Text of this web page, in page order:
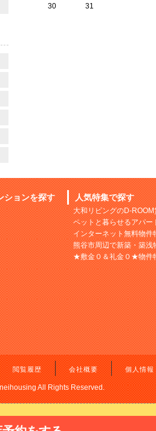
30
31
ションを探す 人気特集で探す
大和リビングのD-
ペットと暮らせるアパー
インターネット無料物件
熊谷市周辺で新築・築
★敷金０＆礼金０★物件
閲覧履歴 会社概要 個人情報
All Rights Reserved.